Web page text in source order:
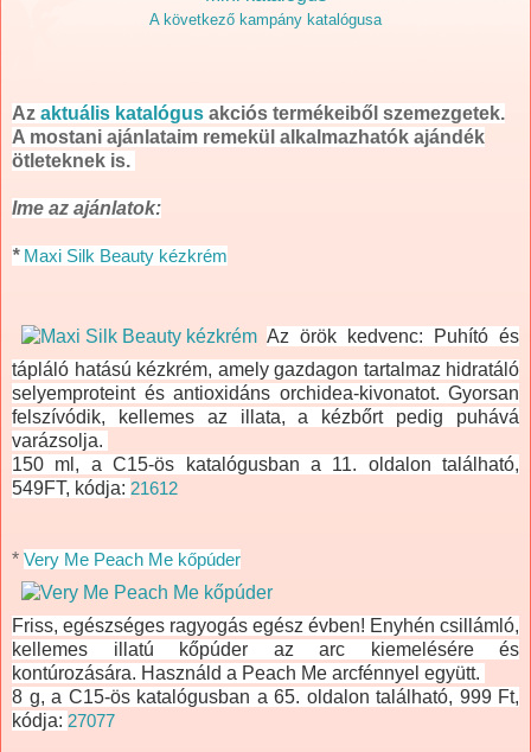
A következő kampány katalógusa
Az aktuális katalógus akciós termékeiből szemezgetek.
A mostani ajánlataim remekül alkalmazhatók ajándék
ötleteknek is.
Ime az ajánlatok:
* Maxi Silk Beauty kézkrém
Az örök kedvenc: Puhító és
tápláló hatású kézkrém, amely gazdagon tartalmaz hidratáló
selyemproteint és antioxidáns orchidea-kivonatot. Gyorsan
felszívódik, kellemes az illata, a kézbőrt pedig puhává
varázsolja.
150 ml, a C15-ös katalógusban a 11. oldalon található,
549FT, kódja: 21612
* Very Me Peach Me kőpúder
Friss, egészséges ragyogás egész évben! Enyhén csillámló,
kellemes illatú kőpúder az arc kiemelésére és
kontúrozására. Használd a Peach Me arcfénnyel együtt.
8 g, a C15-ös katalógusban a 65. oldalon található, 999 Ft,
kódja: 27077